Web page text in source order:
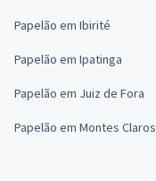
Papelão em Ibirité
Papelão em Ipatinga
Papelão em Juiz de Fora
Papelão em Montes Claros